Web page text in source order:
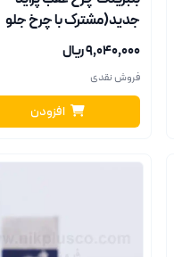
جدید(مشترک با چرخ جلو
پیکان)11949-44649عظام
۹٬۰۴۰٬۰۰۰ ریال
فروش نقدی
افزودن